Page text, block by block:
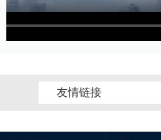
友情链接